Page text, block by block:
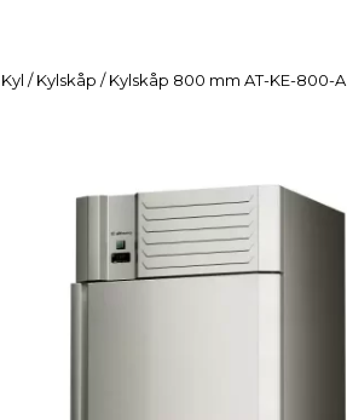
Kyl /Kylskåp / Kylskåp 800 mm AT-KE-800-A